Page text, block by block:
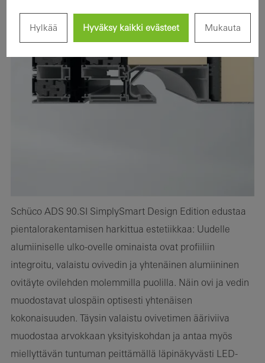
Schüco ADS 90.SI SimplySmart Design Edition edustaa
pientalorakentamisen harkittua estetiikkaa: Uudelle
alumiiniselle ulko-ovelle ominaista ovat profiiliin
integroitu, valaistu ovivedin ja yhtenäinen alumiininen
ovitäyte ovilehden molemmilla puolilla. Näin ovi ja vedin
muodostavat ulospäin optisesti yhtenäisen
kokonaisuuden. Täysin valaistu ovivetimen ääriviiva
muodostaa arvokkaan yksityiskohdan ja antaa myös
miellyttävän tuntuman peittämällä läpinäkyvästi LED-
Hylkää Hyväksy kaikki evästeet Mukauta